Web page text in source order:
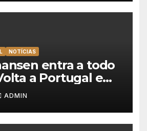
NOTÍCIAS
entra a todo
a Portugal e
da UAE
em Lisboa
ADMIN